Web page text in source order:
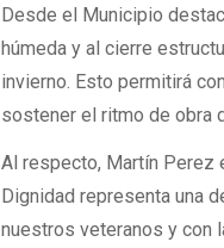
Desde el Municipio
húmeda y al cierre
invierno. Esto permitirá
sostener el ritmo de obra
Al respecto, Martín Perez
Dignidad representa una
nuestros veteranos y con